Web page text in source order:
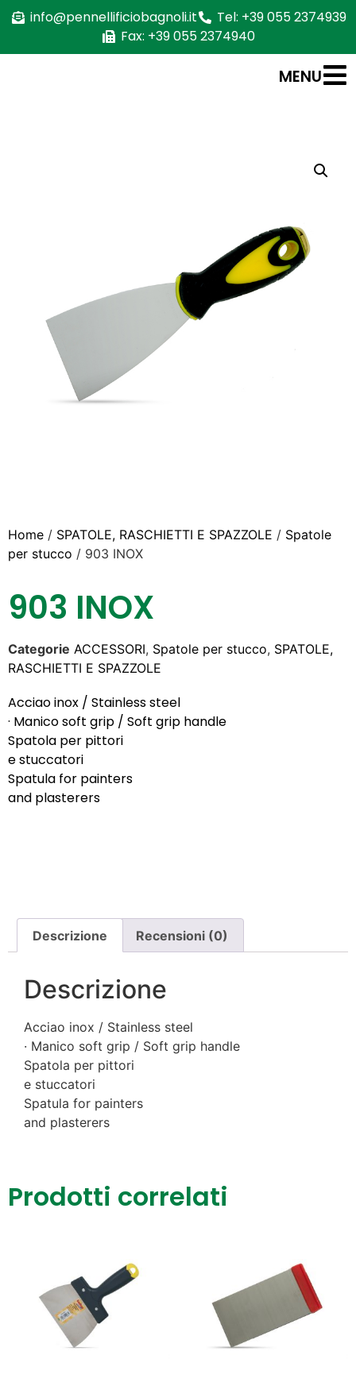
info@pennellificiobagnoli.it
Tel: +39 055 2374939
Fax: +39 055 2374940
MENU
Home / SPATOLE, RASCHIETTI E SPAZZOLE / Spatole
per stucco / 903 INOX
903 INOX
Categorie ACCESSORI, Spatole per stucco, SPATOLE,
RASCHIETTI E SPAZZOLE
Acciao inox / Stainless steel
· Manico soft grip / Soft grip handle
Spatola per pittori
e stuccatori
Spatula for painters
and plasterers
Descrizione Recensioni (0)
Descrizione
Acciao inox / Stainless steel
· Manico soft grip / Soft grip handle
Spatola per pittori
e stuccatori
Spatula for painters
and plasterers
Prodotti correlati